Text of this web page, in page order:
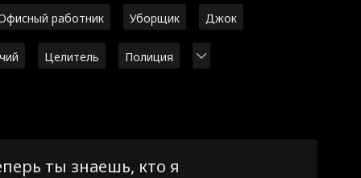
работник Уборщик Джок
Целитель Полиция
ты знаешь, кто я